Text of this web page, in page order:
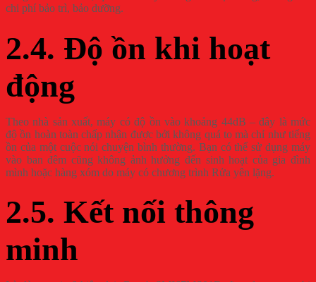
chi phí bảo trì, bảo dưỡng.
2.4. Độ ồn khi hoạt
động
Theo nhà sản xuất, máy có độ ồn vào khoảng 44dB – đây là mức
độ ồn hoàn toàn chấp nhận được bởi không quá to mà chỉ như tiếng
ồn của một cuộc nói chuyện bình thường. Bạn có thể sử dụng máy
vào ban đêm cũng không ảnh hưởng đến sinh hoạt của gia đình
mình hoặc hàng xóm do máy có chương trình Rửa yên lặng.
2.5. Kết nối thông
minh